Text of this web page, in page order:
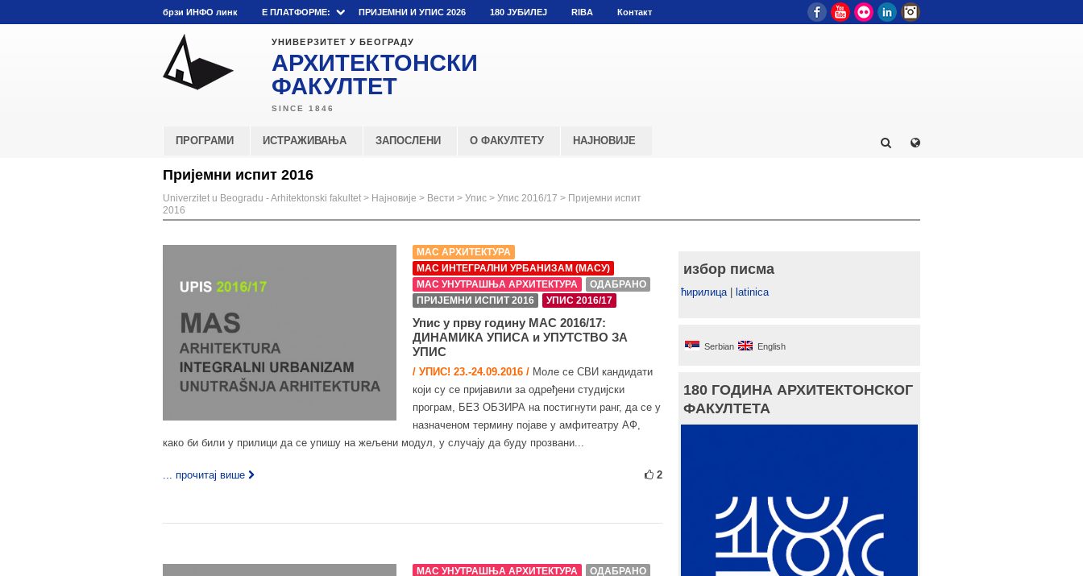
брзи ИНФО линк E ПЛАТФОРМЕ: ПРИЈЕМНИ И УПИС 2026 180 ЈУБИЛЕЈ RIBA Контакт FacebookYouTube
Flickr LinkedIn
УНИВЕРЗИТЕТ У БЕОГРАДУ
АРХИТЕКТОНСКИ
ФАКУЛТЕТ
ПРОГРАМИ ИСТРАЖИВАЊА ЗАПОСЛЕНИ О ФАКУЛТЕТУ НАЈНОВИЈЕ
Пријемни испит 2016
Univerzitet u Beogradu - Arhitektonski fakultet > Најновије > Вести > Упис > Упис 2016/17 > Пријемни испит
2016
МАС АРХИТЕКТУРА
МАС ИНТЕГРАЛНИ УРБАНИЗАМ (МАСУ)
МАС УНУТРАШЊА АРХИТЕКТУРА
ОДАБРАНО
ПРИЈЕМНИ ИСПИТ 2016
УПИС 2016/17
Упис у прву годину МАС 2016/17:
ДИНАМИКА УПИСА и УПУТСТВО ЗА
УПИС
/ УПИС! 23.-24.09.2016 / Моле се СВИ кандидати
који су се пријавили за одређени студијски
програм, БЕЗ ОБЗИРА на постигнути ранг, да се у
назначеном термину појаве у амфитеатру АФ,
како би били у прилици да се упишу на жељени модул, у случају да буду прозвани...
... прочитај више 2
МАС УНУТРАШЊА АРХИТЕКТУРА
ОДАБРАНО
избор писма
ћирилица| latinica
Serbian English
180 ГОДИНА АРХИТЕКТОНСКОГ
ФАКУЛТЕТА